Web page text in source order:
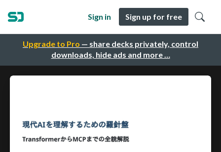
Upgrade to Pro — share decks privately, control
downloads, hide ads and more …
Sign in Sign up for free